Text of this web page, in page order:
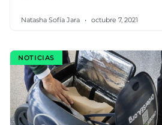
Natasha Sofía Jara octubre 7, 2021
NOTICIAS